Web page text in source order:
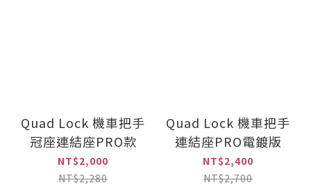
Quad Lock 機車把手
冠座連結座PRO款
NT$2,000
NT$2,280
Quad Lock 機車把手
連結座PRO電鍍版
NT$2,400
NT$2,700